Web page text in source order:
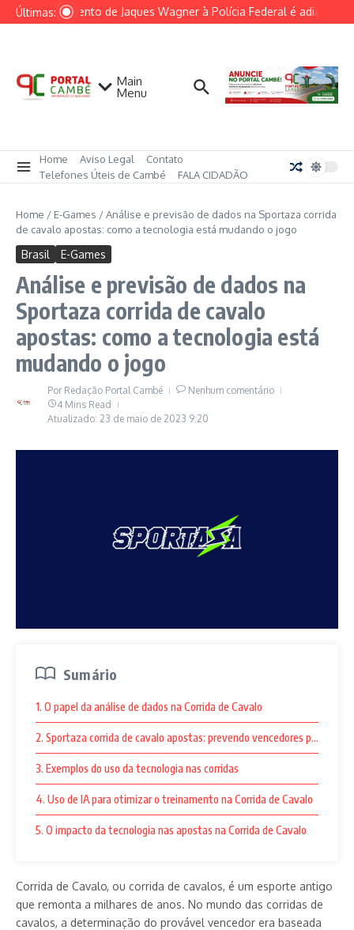
Ir para o conteúdo
Últimas:
Depoimento de Jaques Wagner à Polícia Federal é adiado
Main
Menu
Home Aviso Legal
Contato
Telefones Úteis de Cambé
FALA CIDADÃO
Home / E-Games /Análise e previsão de dados na Sportaza corrida
de cavalo apostas: como a tecnologia está mudando o jogo
Brasil E-Games
Análise e previsão de dados na
Sportaza corrida de cavalo
apostas: como a tecnologia está
mudando o jogo
Por Redação Portal Cambé
Nenhum comentário
4 Mins Read
Atualizado: 23 de maio de 2023 9:20
Sumário
1. O papel da análise de dados na Corrida de Cavalo
2. Sportaza corrida de cavalo apostas: prevendo vencedores por meio
3. Exemplos do uso da tecnologia nas corridas
4. Uso de IA para otimizar o treinamento na Corrida de Cavalo
5. O impacto da tecnologia nas apostas na Corrida de Cavalo
Corrida de Cavalo, ou corrida de cavalos, é um esporte antigo
que remonta a milhares de anos. No mundo das corridas de
cavalos, a determinação do provável vencedor era baseada